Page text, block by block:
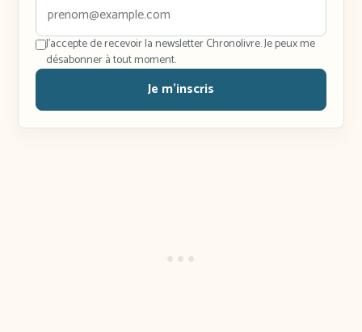
J'accepte de recevoir la newsletter Chronolivre. Je peux me
désabonner à tout moment.